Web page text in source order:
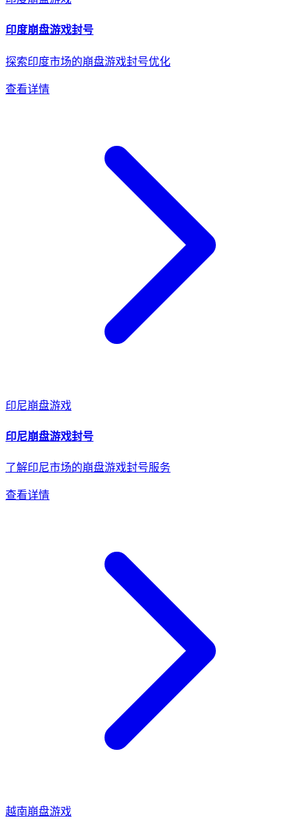
印度崩盘游戏封号
探索印度市场的崩盘游戏封号优化
查看详情
印尼崩盘游戏
印尼崩盘游戏封号
了解印尼市场的崩盘游戏封号服务
查看详情
越南崩盘游戏